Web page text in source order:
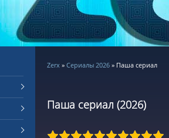
Zerx » Сериалы 2026 » Паша сериал
Паша сериал (2026)
6 7 8 9 10